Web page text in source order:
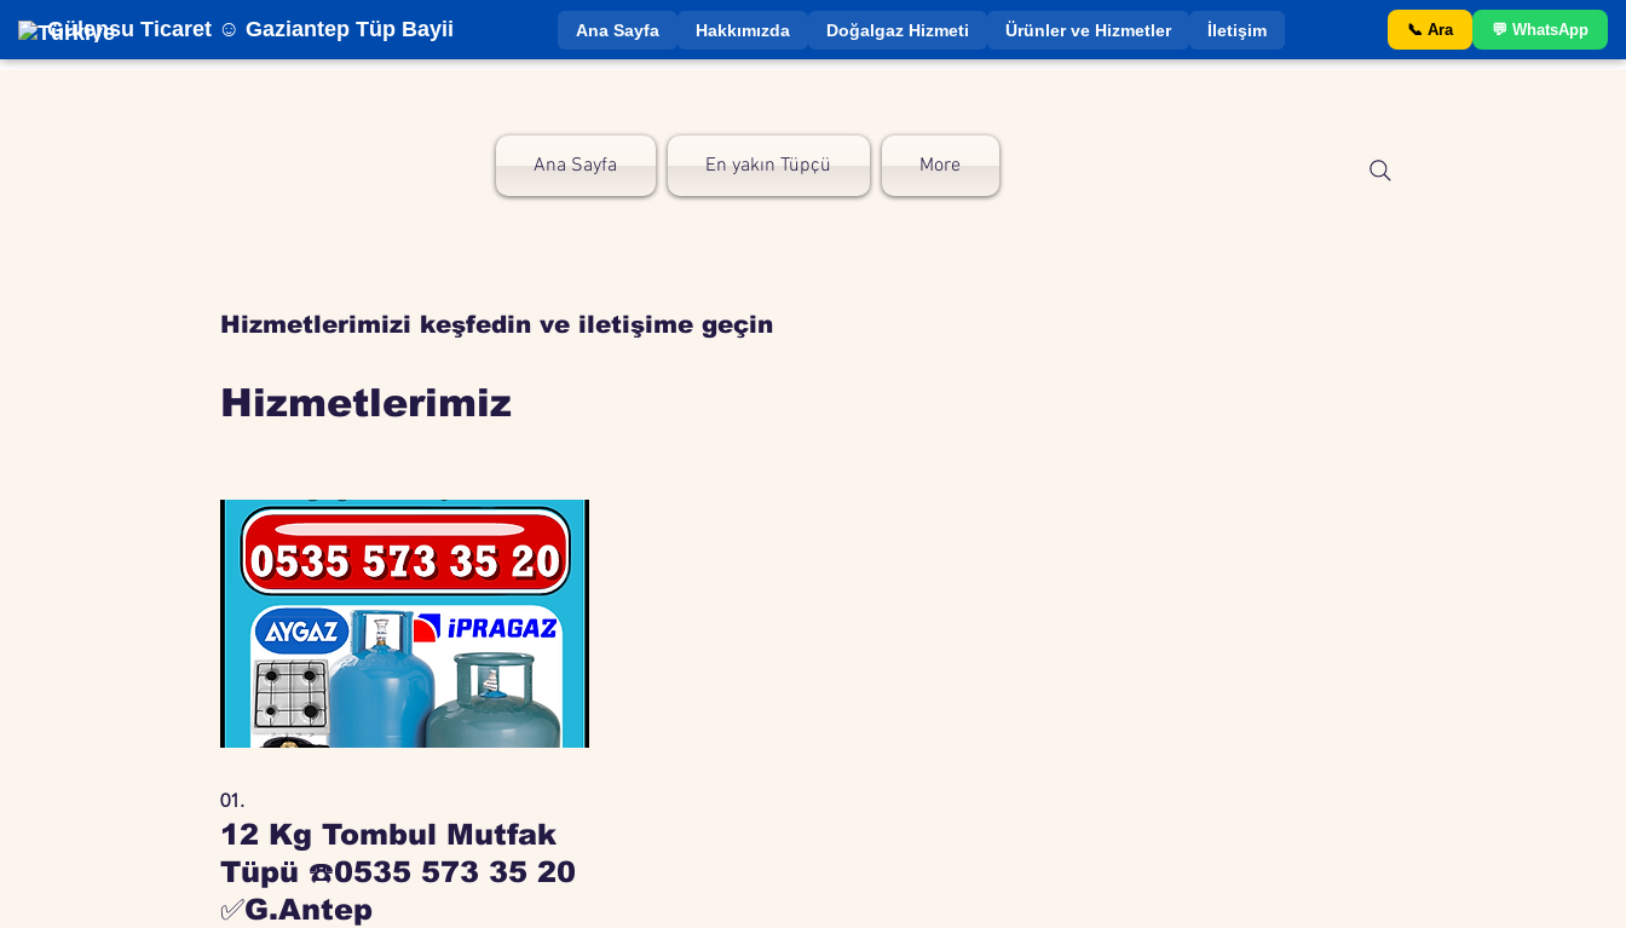
Gülensu Ticaret ☺️ Gaziantep Tüp Bayii Ana Sayfa Hakkımızda Doğalgaz Hizmeti Ürünler ve Hizmetler İletişim 📞 Ara 💬 WhatsApp
Ana Sayfa En yakın Tüpçü More
Hizmetlerimizi keşfedin ve iletişime geçin
Hizmetlerimiz
01.
12 Kg Tombul Mutfak
Tüpü ☎️0535 573 35 20
✅G.Antep